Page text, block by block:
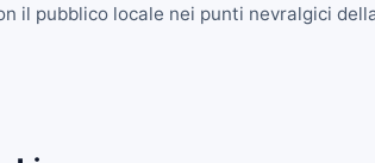
il pubblico locale nei punti nevralgici